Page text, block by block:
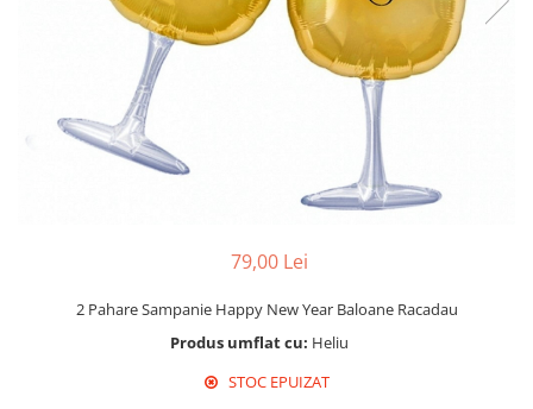
Farfurii,pahare & servetele
Ornamente sala
Masti
79,00 Lei
2 Pahare Sampanie Happy New Year Baloane Racadau
Produs umflat cu: Heliu
STOC EPUIZAT